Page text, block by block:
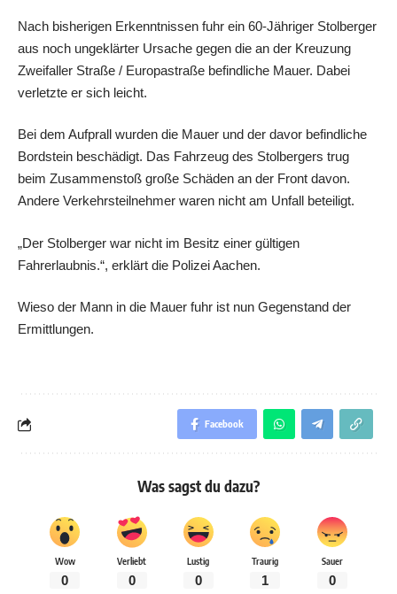
Nach bisherigen Erkenntnissen fuhr ein 60-Jähriger Stolberger
aus noch ungeklärter Ursache gegen die an der Kreuzung
Zweifaller Straße / Europastraße befindliche Mauer. Dabei
verletzte er sich leicht.
Bei dem Aufprall wurden die Mauer und der davor befindliche
Bordstein beschädigt. Das Fahrzeug des Stolbergers trug
beim Zusammenstoß große Schäden an der Front davon.
Andere Verkehrsteilnehmer waren nicht am Unfall beteiligt.
„Der Stolberger war nicht im Besitz einer gültigen
Fahrerlaubnis.“, erklärt die Polizei Aachen.
Wieso der Mann in die Mauer fuhr ist nun Gegenstand der
Ermittlungen.
Facebook
Was sagst du dazu?
Wow
0
Verliebt
0
Lustig
0
Traurig
1
Sauer
0